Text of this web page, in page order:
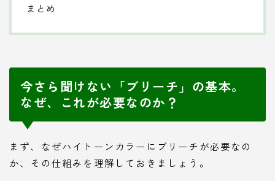
まとめ
今さら聞けない「ブリーチ」の基本。
なぜ、これが必要なのか？
まず、なぜハイトーンカラーにブリーチが必要なの
か、その仕組みを理解しておきましょう。